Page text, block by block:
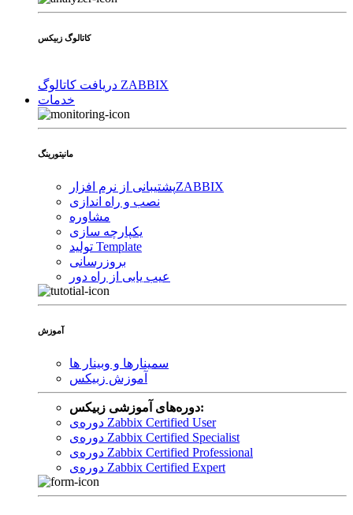
کاتالوگ زبیکس
دریافت کاتالوگ ZABBIX
خدمات
مانیتورینگ
پشتیبانی از نرم افزارZABBIX
نصب و راه اندازی
مشاوره
یکپارچه سازی
تولید Template
بروزرسانی
عیب یابی از راه دور
آموزش
سمینارها و وبینار ها
آموزش زبیکس
دوره‌های آموزشی زبیکس:
دوره‌ی Zabbix Certified User
دوره‌ی Zabbix Certified Specialist
دوره‌ی Zabbix Certified Professional
دوره‌ی Zabbix Certified Expert